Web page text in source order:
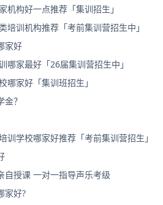
机构好一点推荐「集训招生」
培训机构推荐「考前集训营招生中」
家好
哪家最好「26届集训营招生中」
哪家好「集训班招生」
？
训学校哪家好推荐「考前集训营招生」
自授课 一对一指导声乐考级
家好?